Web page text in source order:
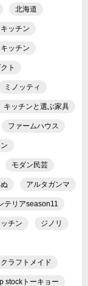
北海道
ッチン
ッチン
ト
ミノッティ
キッチンと選ぶ家具
ファームハウス
モダン民芸
アルタガンマ
テリアseason11
チン ジノリ
クラフトメイド
stockトーキョー